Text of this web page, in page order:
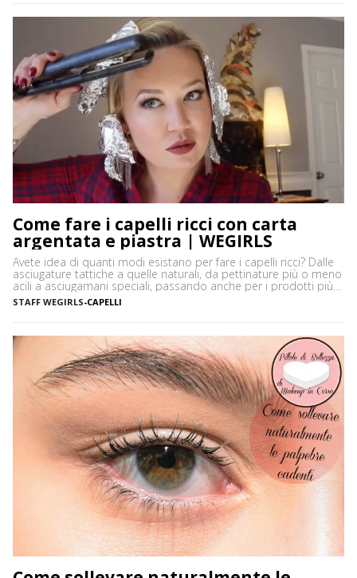
Come fare i capelli ricci con carta
argentata e piastra | WEGIRLS
Avete idea di quanti modi esistano per fare i capelli ricci? Dalle
asciugature tattiche a quelle naturali, da pettinature più o meno
acili a asciugamani speciali, passando anche per i prodotti più
disparati. Avere i capelli ricci è uno must, ancor di più in estate,
quando ci vediamo più belle selvagge. Ci sono tanti modi […]
STAFF WEGIRLS-CAPELLI